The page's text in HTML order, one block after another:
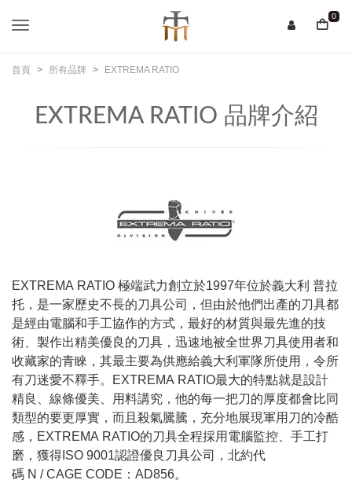
0
首頁 所有品牌 EXTREMA RATIO
EXTREMA RATIO 品牌介紹
EXTREMA RATIO 極端武力創立於1997年位於義大利 普拉
托，是一家歷史不長的刀具公司，但由於他們出產的刀具都
是經由電腦和手工協作的方式，最好的材質與最先進的技
術、製作出精美優良的刀具，迅速地被全世界刀具使用者和
收藏家的青睞，其最主要為供應給義大利軍隊所使用，令所
有刀迷愛不釋手。EXTREMA RATIO最大的特點就是設計
精良、線條優美、用料講究，他的每一把刀的厚度都會比同
類型的要更厚實，而且殺氣騰騰，充分地展現軍用刀的冷酷
感，EXTREMA RATIO的刀具全程採用電腦監控、手工打
磨，獲得ISO 9001認證優良刀具公司，北約代
碼 N / CAGE CODE：AD856。